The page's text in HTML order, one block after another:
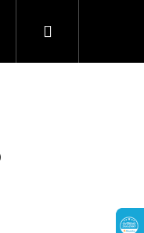
Novinky
Nákupní